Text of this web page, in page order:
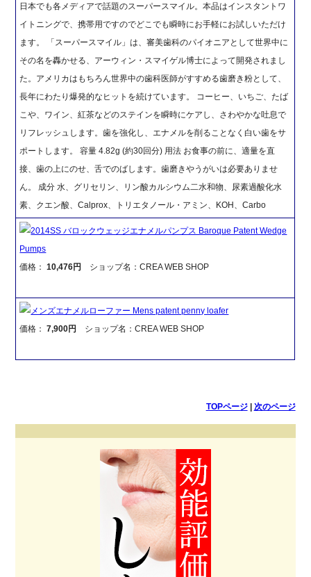
日本でも各メディアで話題のスーパースマイル。本品はインスタントワ
イトニングで、携帯用ですのでどこでも瞬時にお手軽にお試しいただけ
ます。 「スーパースマイル」は、審美歯科のパイオニアとして世界中に
その名を轟かせる、アーウィン・スマイゲル博士によって開発されまし
た。アメリカはもちろん世界中の歯科医師がすすめる歯磨き粉として、
長年にわたり爆発的なヒットを続けています。 コーヒー、いちご、たば
こや、ワイン、紅茶などのステインを瞬時にケアし、さわやかな吐息で
リフレッシュします。歯を強化し、エナメルを削ることなく白い歯をサ
ポートします。 容量 4.82g (約30回分) 用法 お食事の前に、適量を直
接、歯の上にのせ、舌でのばします。歯磨きやうがいは必要ありませ
ん。 成分 水、グリセリン、リン酸カルシウム二水和物、尿素過酸化水
素、クエン酸、Calprox、トリエタノール・アミン、KOH、Carbo
2014SS バロックウェッジエナメルパンプス Baroque Patent Wedge
Pumps
価格：10,476円 ショップ名：CREA WEB SHOP
メンズエナメルローファー Mens patent penny loafer
価格：7,900円 ショップ名：CREA WEB SHOP
TOPページ| 次のページ